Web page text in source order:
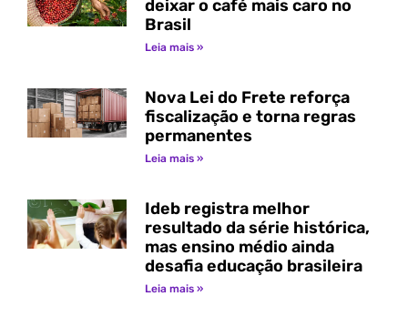
deixar o café mais caro no
Brasil
Leia mais »
Nova Lei do Frete reforça
fiscalização e torna regras
permanentes
Leia mais »
Ideb registra melhor
resultado da série histórica,
mas ensino médio ainda
desafia educação brasileira
Leia mais »